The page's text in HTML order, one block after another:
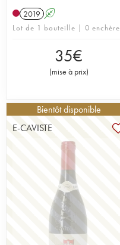
2019 A
Lot de 1 bouteille | 0 enchère
35€
(mise à prix)
Bientôt disponible
E-CAVISTE